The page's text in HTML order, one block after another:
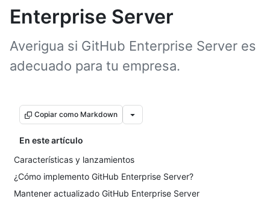
Enterprise Server
Averigua si GitHub Enterprise Server es
adecuado para tu empresa.
Copiar como Markdown
En este artículo
Características y lanzamientos
¿Cómo implemento GitHub Enterprise Server?
Mantener actualizado GitHub Enterprise Server